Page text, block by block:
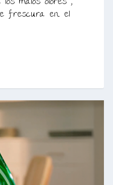
frescura en el